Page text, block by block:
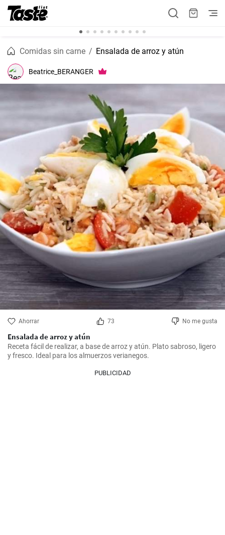
Comidas sin carne Ensalada de arroz y atún
Beatrice_BERANGER
Ahorrar 73 No me gusta
Ensalada de arroz y atún
Receta fácil de realizar, a base de arroz y atún. Plato sabroso, ligero
y fresco. Ideal para los almuerzos verianegos.
PUBLICIDAD